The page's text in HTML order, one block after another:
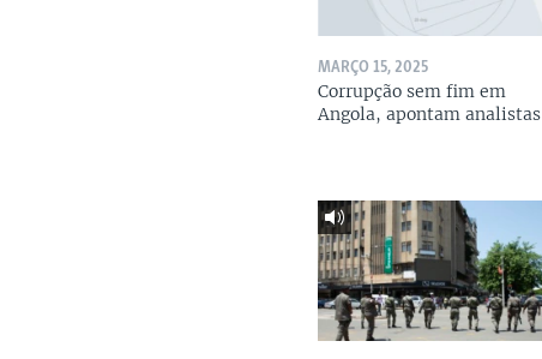
MARÇO 15, 2025
Corrupção sem fim em
Angola, apontam analistas